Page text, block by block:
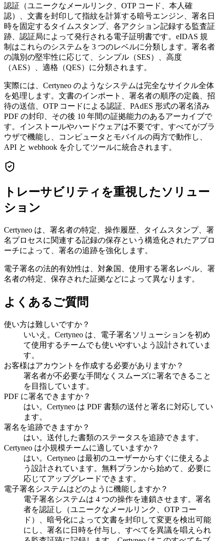
認証（ユニークなメールリンク、OTP コード、本人確
認）、文書を封印して指紋を計算する暗号エンジン、署名日
時を固定するタイムスタンプ、各アクション記録する監査証
跡、認証局によって発行される電子証明書です。eIDAS 規
制はこれらのシステムを 3 つのレベルに分類します。署名者
の識別の堅牢性に応じて、シンプル（SES）、高度
（AES）、適格（QES）に分類されます。
実際には、Certyneo のようなシステムは完全なサイクル全体
を処理します。文書のインポート、署名者の順序の定義、招
待の送信、OTP コードによる認証、PAdES 形式の署名済み
PDF の封印、その後 10 年間の証拠能力のあるアーカイブで
す。インストールやハードウェアは不要です。すべてがブラ
ウザで機能し、コンピュータとモバイルの両方で動作し、
API と webhook を介してツールに統合されます。
トレーサビリティを重視したソリュー
ション
Certyneo は、署名者の特定、操作履歴、タイムスタンプ、署
名プロセスに関連する記録の保存という構造化されたアプロ
ーチによって、署名の追跡を強化します。
電子署名の法的有効性は、対象国、使用する署名レベル、署
名者の特定、保存された証拠などによって異なります。
よくあるご質問
使い方は難しいですか？
いいえ。Certyneo は、電子署名ソリューションを初め
て使用するチームでも使いやすいよう設計されていま
す。
お客様はアカウントを作成する必要がありますか？
署名者が不必要な手間なくスムーズに署名できること
を目指しています。
PDF に署名できますか？
はい。Certyneo は PDF 書類の送付と署名に対応してい
ます。
署名を追跡できますか？
はい。送付した書類のステータスを追跡できます。
Certyneo は小規模チームに適していますか？
はい。Certyneo は最初のユーザーからすぐに使えるよ
う設計されています。無料プランから始めて、必要に
応じてアップグレードできます。
電子署名システムはどのように機能しますか？
電子署名システムは 4 つの操作を連鎖させます。署名
者を認証し（ユニークなメールリンク、OTP コー
ド）、暗号化によって文書を封印して変更を検出可能
にし、署名に日時を付与し、すべてを異議を唱えられ